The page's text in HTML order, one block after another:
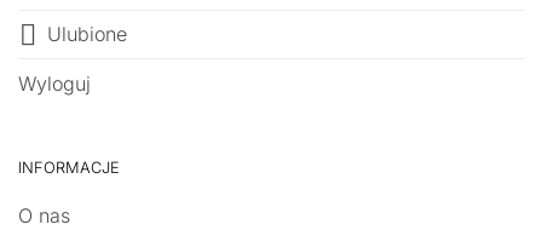
Ulubione
Wyloguj
INFORMACJE
O nas